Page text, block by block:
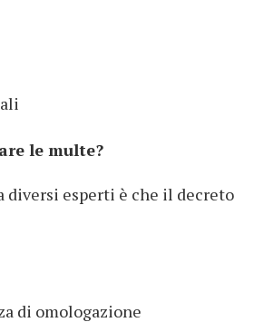
le multe?
diversi esperti è che il decreto
di omologazione